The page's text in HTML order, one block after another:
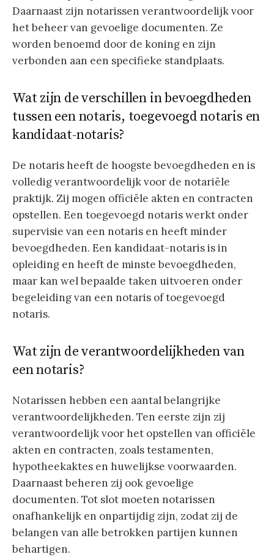
Daarnaast zijn notarissen verantwoordelijk voor
het beheer van gevoelige documenten. Ze
worden benoemd door de koning en zijn
verbonden aan een specifieke standplaats.
Wat zijn de verschillen in bevoegdheden
tussen een notaris, toegevoegd notaris en
kandidaat-notaris?
De notaris heeft de hoogste bevoegdheden en is
volledig verantwoordelijk voor de notariële
praktijk. Zij mogen officiële akten en contracten
opstellen. Een toegevoegd notaris werkt onder
supervisie van een notaris en heeft minder
bevoegdheden. Een kandidaat-notaris is in
opleiding en heeft de minste bevoegdheden,
maar kan wel bepaalde taken uitvoeren onder
begeleiding van een notaris of toegevoegd
notaris.
Wat zijn de verantwoordelijkheden van
een notaris?
Notarissen hebben een aantal belangrijke
verantwoordelijkheden. Ten eerste zijn zij
verantwoordelijk voor het opstellen van officiële
akten en contracten, zoals testamenten,
hypotheekaktes en huwelijkse voorwaarden.
Daarnaast beheren zij ook gevoelige
documenten. Tot slot moeten notarissen
onafhankelijk en onpartijdig zijn, zodat zij de
belangen van alle betrokken partijen kunnen
behartigen.